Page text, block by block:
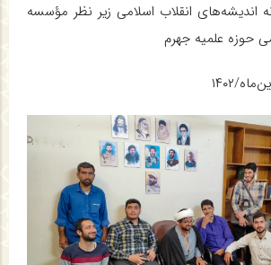
اندیشه‌های انقلاب اسلامی زیر نظر مؤسسه
حوزه علميه جهرم